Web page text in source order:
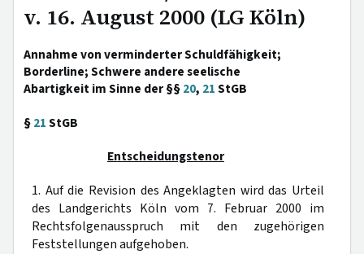
v. 16. August 2000 (LG Köln)
Annahme von verminderter Schuldfähigkeit;
Borderline; Schwere andere seelische
Abartigkeit im Sinne der §§20, 21StGB
§21StGB
Entscheidungstenor
1. Auf die Revision des Angeklagten wird das Urteil
des Landgerichts Köln vom 7. Februar 2000 im
Rechtsfolgenausspruch mit den zugehörigen
Feststellungen aufgehoben.